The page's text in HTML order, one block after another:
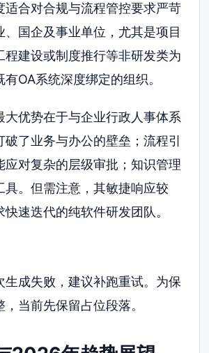
适合对合规与流程管控要求严苛
、国企及事业单位，尤其是项目
程建设或制度推行等非研发类为
OA系统深度绑定的组织。
大优势在于与企业行政人事体系
了业务与办公的壁垒；流程引
应对复杂的层级审批；知识管理
具。但需注意，其敏捷响应较
速迭代的纯软件研发团队。
生成失败，建议补跑重试。为保
当前先保留占位段落。